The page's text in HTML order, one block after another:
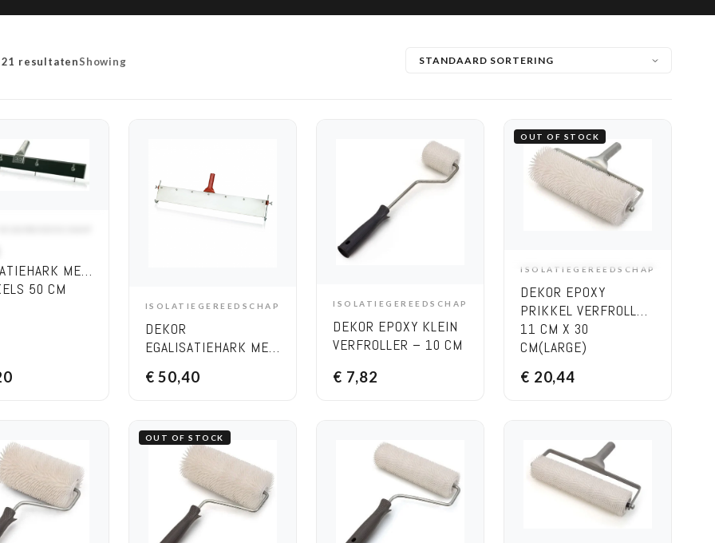
Showing
resultaten
MET
50 CM
ADD TO CART
ISOLATIEGEREEDSCHAP
DEKOR
EGALISATIEHARK MET
€ 50,40
ADD TO CART
ISOLATIEGEREEDSCHAP
DEKOR EPOXY KLEIN
VERFROLLER – 10 CM
€ 7,82
OUT OF STOCK
OPTIONS
ISOLATIEGEREEDSCHAP
DEKOR EPOXY
PRIKKEL VERFROLLER
11 CM X 30
CM(LARGE)
€ 20,44
OUT OF STOCK